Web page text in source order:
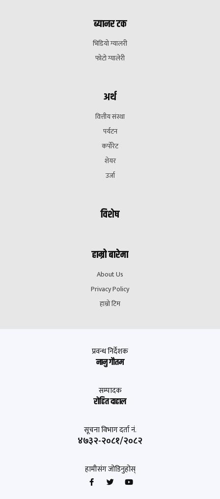
ब्यानर टक
भिडियो ग्यालरी
फोटो ग्यालेरी
अर्थ
वित्तीय संस्था
पर्यटन
कर्पोरेट
शेयर
उर्जा
विशेष
हाम्रो बारेमा
About Us
Privacy Policy
हाम्रो टिम
प्रवन्ध निर्देशक
नानु गौतम
सम्पादक
रोहित दाहाल
सूचना विभाग दर्ता नं.
४७३२-२०८१/२०८२
हामीसंग जोडिनुहोस्